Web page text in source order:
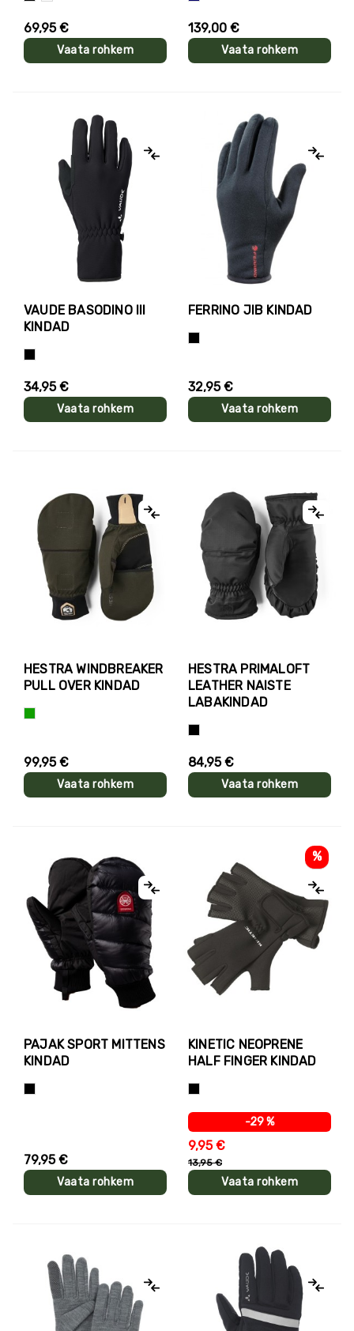
69,95 €
Vaata rohkem
139,00 €
Vaata rohkem
VAUDE BASODINO III
KINDAD
34,95 €
Vaata rohkem
FERRINO JIB KINDAD
32,95 €
Vaata rohkem
HESTRA WINDBREAKER
PULL OVER KINDAD
99,95 €
Vaata rohkem
HESTRA PRIMALOFT
LEATHER NAISTE
LABAKINDAD
84,95 €
Vaata rohkem
PAJAK SPORT MITTENS
KINDAD
79,95 €
Vaata rohkem
%
KINETIC NEOPRENE
HALF FINGER KINDAD
-29 %
9,95 €
13,95 €
Vaata rohkem